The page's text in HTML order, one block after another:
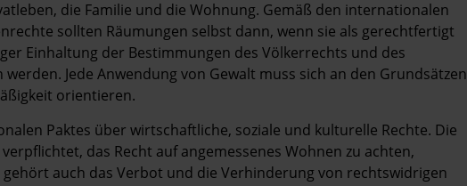
die Familie und die Wohnung. Gemäß den internationalen
sollten Räumungen selbst dann, wenn sie als gerechtfertigt
Einhaltung der Bestimmungen des Völkerrechts und des
Jede Anwendung von Gewalt muss sich an den Grundsätzen
orientieren.
Paktes über wirtschaftliche, soziale und kulturelle Rechte. Die
das Recht auf angemessenes Wohnen zu achten,
auch das Verbot und die Verhinderung von rechtswidrigen